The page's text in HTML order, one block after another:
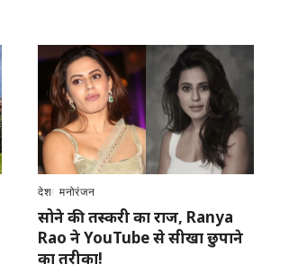
देश मनोरंजन
सोने की तस्करी का राज, Ranya
Rao ने YouTube से सीखा छुपाने
का तरीका!